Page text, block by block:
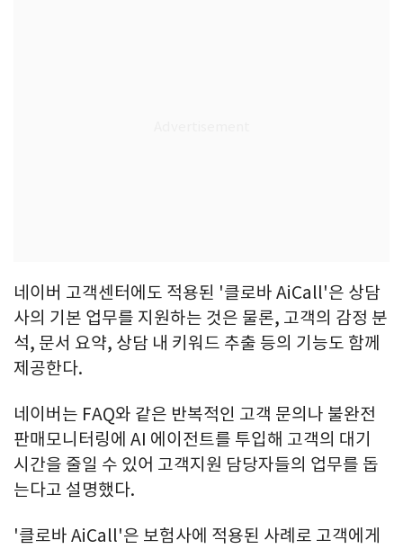
네이버 고객센터에도 적용된 '클로바 AiCall'은 상담
사의 기본 업무를 지원하는 것은 물론, 고객의 감정 분
석, 문서 요약, 상담 내 키워드 추출 등의 기능도 함께
제공한다.
네이버는 FAQ와 같은 반복적인 고객 문의나 불완전
판매모니터링에 AI 에이전트를 투입해 고객의 대기
시간을 줄일 수 있어 고객지원 담당자들의 업무를 돕
는다고 설명했다.
'클로바 AiCall'은 보험사에 적용된 사례로 고객에게